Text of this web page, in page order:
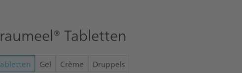
Tabletten
Gel Crème Druppels